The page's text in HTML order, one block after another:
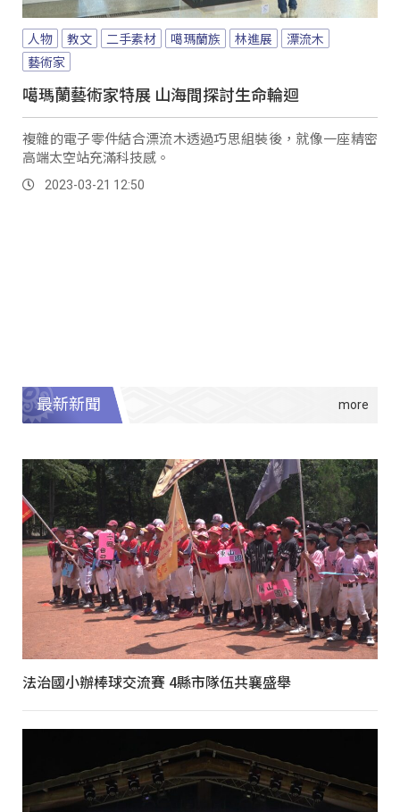
人物 教文 二手素材 噶瑪蘭族 林進展
漂流木
藝術家
噶瑪蘭藝術家特展 山海間探討生命輪迴
複雜的電子零件結合漂流木透過巧思組裝後，就像一座精密
高端太空站充滿科技感。
2023-03-21 12:50
最新新聞
法治國小辦棒球交流賽 4縣市隊伍共襄盛舉